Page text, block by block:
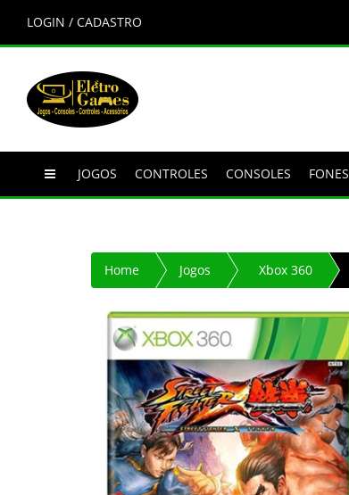
LOGIN / CADASTRO
JOGOS CONTROLES CONSOLES FONES
Home Jogos Xbox 360